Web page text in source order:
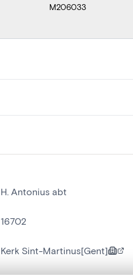
M206033
H. Antonius abt
16702
Kerk Sint-Martinus[Gent]